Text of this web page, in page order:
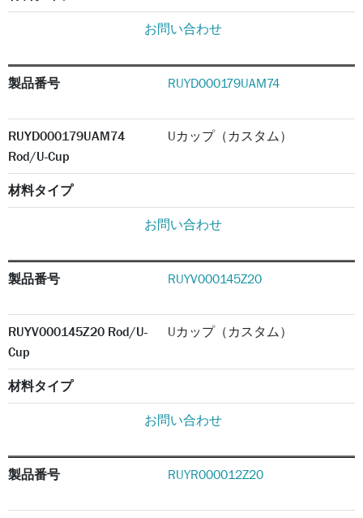
お問い合わせ
製品番号 RUYD000179UAM74
RUYD000179UAM74
Rod/U-Cup
Uカップ（カスタム）
材料タイプ
お問い合わせ
製品番号 RUYV000145Z20
RUYV000145Z20 Rod/U-
Cup
Uカップ（カスタム）
材料タイプ
お問い合わせ
製品番号 RUYR000012Z20